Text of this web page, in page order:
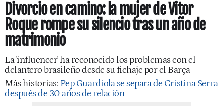
Divorcio en camino: la mujer de Vitor
Roque rompe su silencio tras un año de
matrimonio
La 'influencer' ha reconocido los problemas con el
delantero brasileño desde su fichaje por el Barça
Más historias: Pep Guardiola se separa de Cristina Serra
después de 30 años de relación